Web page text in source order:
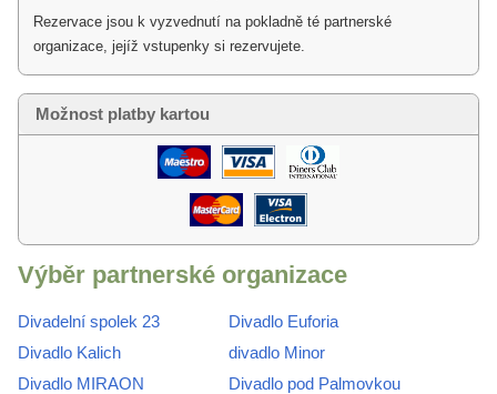
Rezervace jsou k vyzvednutí na pokladně té partnerské
organizace, jejíž vstupenky si rezervujete.
Možnost platby kartou
Výběr partnerské organizace
Divadelní spolek 23
Divadlo Euforia
Divadlo Kalich
divadlo Minor
Divadlo MIRAON
Divadlo pod Palmovkou